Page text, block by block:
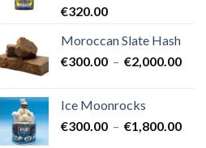
€320.00
Moroccan Slate Hash
€300.00 – €2,000.00Plage
à
Ice Moonrocks
€300.00 – €1,800.00Plage